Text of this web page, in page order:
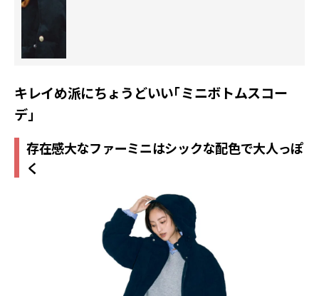
キレイめ派にちょうどいい「ミニボトムスコー
デ」
存在感大なファーミニはシックな配色で大人っぽ
く